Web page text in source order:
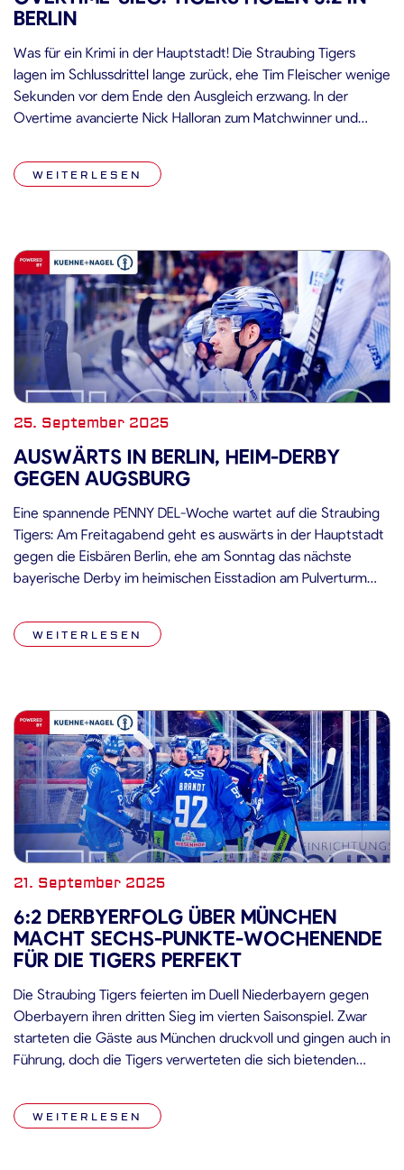
BERLIN
Was für ein Krimi in der Hauptstadt! Die Straubing Tigers
lagen im Schlussdrittel lange zurück, ehe Tim Fleischer wenige
Sekunden vor dem Ende den Ausgleich erzwang. In der
Overtime avancierte Nick Halloran zum Matchwinner und
Meister. Spiel Die Partie in der Uber Arena begann mit viel
Intensität. Beide […]
WEITERLESEN
25. September 2025
AUSWÄRTS IN BERLIN, HEIM-DERBY
GEGEN AUGSBURG
Eine spannende PENNY DEL-Woche wartet auf die Straubing
Tigers: Am Freitagabend geht es auswärts in der Hauptstadt
gegen die Eisbären Berlin, ehe am Sonntag das nächste
bayerische Derby im heimischen Eisstadion am Pulverturm
die Niederbayern eine starke Frühform bewiesen – nun soll
die Serie in […]
WEITERLESEN
21. September 2025
6:2 DERBYERFOLG ÜBER MÜNCHEN
MACHT SECHS-PUNKTE-WOCHENENDE
FÜR DIE TIGERS PERFEKT
Die Straubing Tigers feierten im Duell Niederbayern gegen
Oberbayern ihren dritten Sieg im vierten Saisonspiel. Zwar
starteten die Gäste aus München druckvoll und gingen auch in
Führung, doch die Tigers verwerteten die sich bietenden
Gastgeschenken und konnten sich auf einen erneut starken
Henrik Haukeland im Tor verlassen. Das Schlussdrittel […]
WEITERLESEN